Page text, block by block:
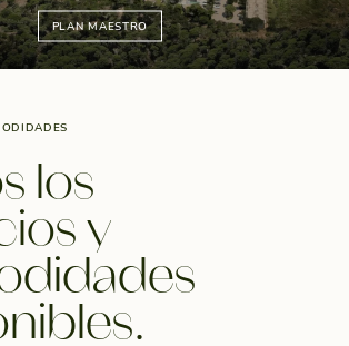
PLAN MAESTRO
los
y